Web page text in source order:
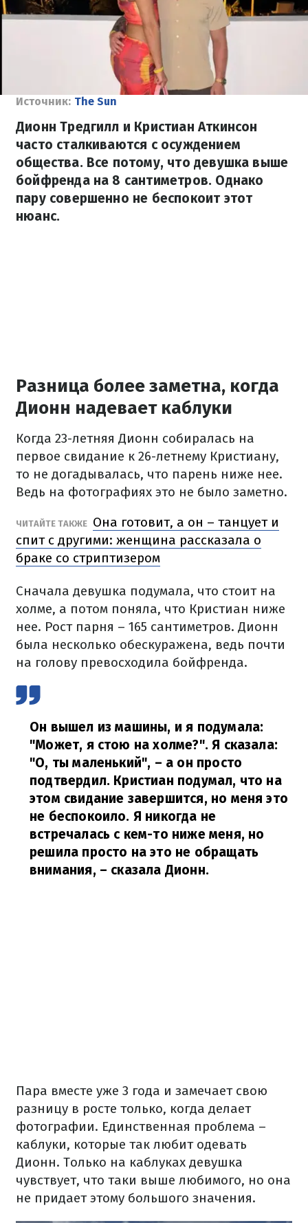
Источник: The Sun
Дионн Тредгилл и Кристиан Аткинсон
часто сталкиваются с осуждением
общества. Все потому, что девушка выше
бойфренда на 8 сантиметров. Однако
пару совершенно не беспокоит этот
нюанс.
Разница более заметна, когда
Дионн надевает каблуки
Когда 23-летняя Дионн собиралась на
первое свидание к 26-летнему Кристиану,
то не догадывалась, что парень ниже нее.
Ведь на фотографиях это не было заметно.
ЧИТАЙТЕ ТАКЖЕ Она готовит, а он – танцует и
спит с другими: женщина рассказала о
браке со стриптизером
Сначала девушка подумала, что стоит на
холме, а потом поняла, что Кристиан ниже
нее. Рост парня – 165 сантиметров. Дионн
была несколько обескуражена, ведь почти
на голову превосходила бойфренда.
Он вышел из машины, и я подумала:
"Может, я стою на холме?". Я сказала:
"О, ты маленький", – а он просто
подтвердил. Кристиан подумал, что на
этом свидание завершится, но меня это
не беспокоило. Я никогда не
встречалась с кем-то ниже меня, но
решила просто на это не обращать
внимания, – сказала Дионн.
Пара вместе уже 3 года и замечает свою
разницу в росте только, когда делает
фотографии. Единственная проблема –
каблуки, которые так любит одевать
Дионн. Только на каблуках девушка
чувствует, что таки выше любимого, но она
не придает этому большого значения.